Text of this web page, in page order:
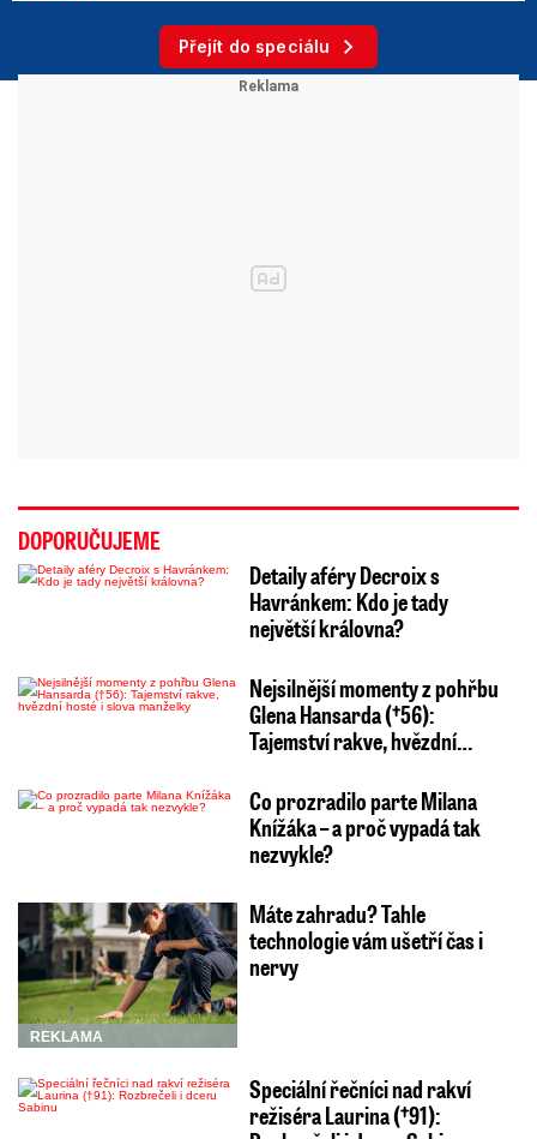
Přejít do speciálu
DOPORUČUJEME
Detaily aféry Decroix s
Havránkem: Kdo je tady
největší královna?
Nejsilnější momenty z pohřbu
Glena Hansarda (†56):
Tajemství rakve, hvězdní…
Co prozradilo parte Milana
Knížáka – a proč vypadá tak
nezvykle?
REKLAMA
Máte zahradu? Tahle
technologie vám ušetří čas i
nervy
Speciální řečníci nad rakví
režiséra Laurina (†91):